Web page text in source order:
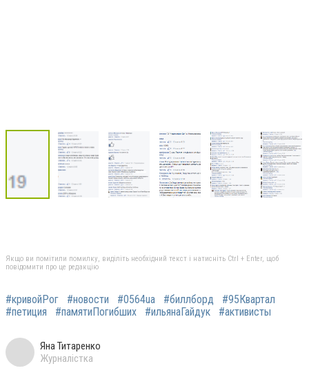
Якщо ви помітили помилку, виділіть необхідний текст і натисніть Ctrl + Enter, щоб
повідомити про це редакцію
#кривойРог #новости #0564ua #биллборд
#95Квартал
#петиция
#памятиПогибших #ильянаГайдук #активисты
Яна Титаренко
Журналістка